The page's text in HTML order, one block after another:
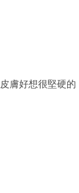
膚好想很堅硬